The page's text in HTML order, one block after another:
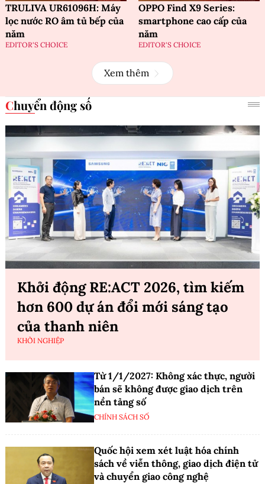
TRULIVA UR61096H: Máy
lọc nước RO âm tủ bếp của
năm
EDITOR'S CHOICE
OPPO Find X9 Series:
smartphone cao cấp của
năm
EDITOR'S CHOICE
Xem thêm
Chuyển động số
Khởi động RE:ACT 2026, tìm kiếm
hơn 600 dự án đổi mới sáng tạo
của thanh niên
KHỞI NGHIỆP
Từ 1/1/2027: Không xác thực, người
bán sẽ không được giao dịch trên
nền tảng số
CHÍNH SÁCH SỐ
Quốc hội xem xét luật hóa chính
sách về viễn thông, giao dịch điện tử
và chuyển giao công nghệ